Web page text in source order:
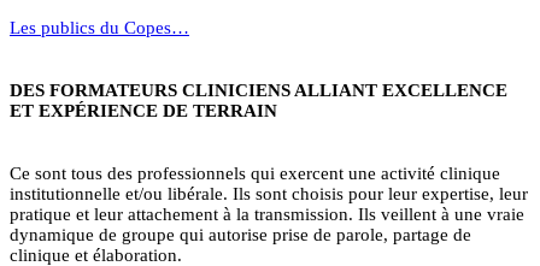
Les publics du Copes…
DES FORMATEURS CLINICIENS ALLIANT EXCELLENCE
ET EXPÉRIENCE DE TERRAIN
Ce sont tous des professionnels qui exercent une activité clinique
institutionnelle et/ou libérale. Ils sont choisis pour leur expertise, leur
pratique et leur attachement à la transmission. Ils veillent à une vraie
dynamique de groupe qui autorise prise de parole, partage de
clinique et élaboration.